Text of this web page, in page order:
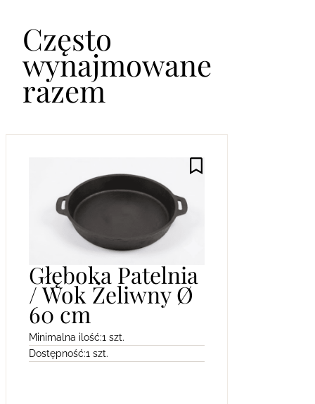
Często
wynajmowane
razem
Głęboka Patelnia
/ Wok Żeliwny Ø
60 cm
Minimalna ilość:1 szt.
Dostępność:1 szt.